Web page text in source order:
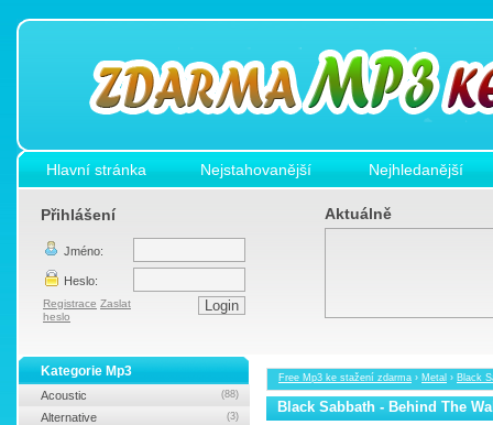
Hlavní stránka Nejstahovanější Nejhledanější
Přihlášení
Jméno:
Heslo:
Registrace Zaslat
heslo
Aktuálně
Free Mp3 ke stažení zdarma › Metal › Black
Black Sabbath - Behind The
Kategorie Mp3
Acoustic (88)
Alternative (3)